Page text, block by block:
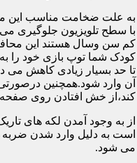
به علت ضخامت مناسب این
با سطح تلویزیون جلوگیری
کم سن وسال هستند این
کودک شما توپ بازی خود را
تا حد بسیار زیادی کاهش
آن وارد شود.همچنین درصورتی
کند،از خش افتادن روی
از به وجود آمدن لکه های
است به دلیل وارد شدن ضربه
می شود.